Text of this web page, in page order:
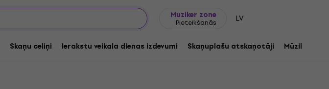
Muziker zone
Pieteikšanās LV
Skaņu celiņi Ierakstu veikala dienas izdevumi Skaņuplašu atskaņotāji Mūzikas